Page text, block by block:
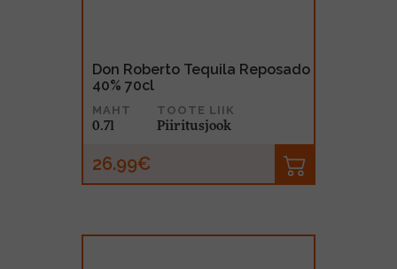
Don Roberto Tequila Reposado
40% 70cl
MAHT
0.7l
TOOTE LIIK
Piiritusjook
26.99€